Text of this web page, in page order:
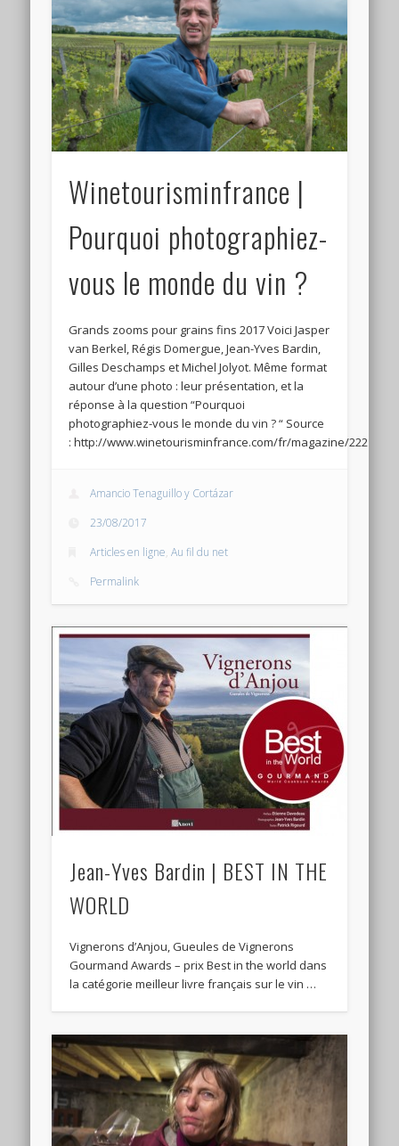
Connexion
Flux des publications
Flux des commentaires
Site de WordPress-FR
Winetourisminfrance |
Pourquoi photographiez-
vous le monde du vin ?
Grands zooms pour grains fins 2017 Voici Jasper
van Berkel, Régis Domergue, Jean-Yves Bardin,
Gilles Deschamps et Michel Jolyot. Même format
autour d’une photo : leur présentation, et la
réponse à la question “Pourquoi
photographiez-vous le monde du vin ? “ Source
: http://www.winetourisminfrance.com/fr/magazine/
Amancio Tenaguillo y Cortázar
23/08/2017
Articles en ligne,Au fil du net
Permalink
Jean-Yves Bardin | BEST IN THE
WORLD
Vignerons d’Anjou, Gueules de Vignerons
Gourmand Awards – prix Best in the world dans
la catégorie meilleur livre français sur le vin …